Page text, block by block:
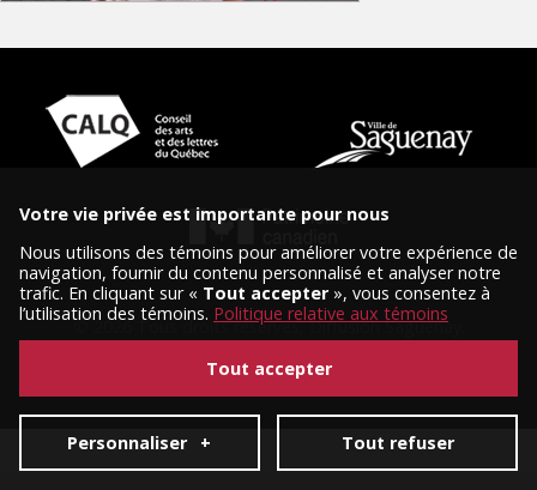
© 2026 Tous droits réservés, Diffusion Saguenay.
Conception et réalisation :Nubee|Mes préférences cookies
Votre vie privée est importante pour nous
Nous utilisons des témoins pour améliorer votre expérience de
navigation, fournir du contenu personnalisé et analyser notre
trafic. En cliquant sur « Tout accepter», vous consentez à
l’utilisation des témoins. Politique relative aux témoins
Personnaliser + Tout refuser
Tout accepter